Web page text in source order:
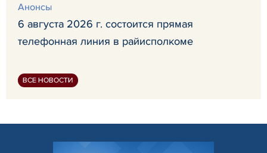
Анонсы
6 августа 2026 г. состоится прямая
телефонная линия в райисполкоме
ВСЕ НОВОСТИ